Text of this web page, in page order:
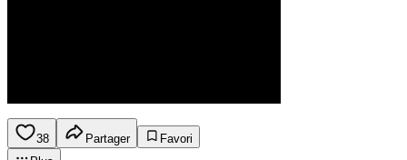
38 Partager
Favori